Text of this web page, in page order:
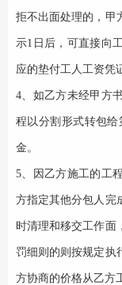
拒不出面处理的，甲
示1日后，可直接向
应的垫付工人工资凭
4、如乙方未经甲方
程以分割形式转包
金。
5、因乙方施工的工
方指定其他分包人完
时清理和移交工作面
罚细则的则按规定执
方协商的价格从乙方